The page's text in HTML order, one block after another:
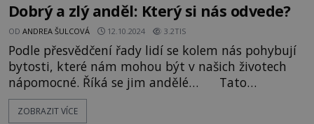
Dobrý a zlý anděl: Který si nás odvede?
OD ANDREA ŠULCOVÁ 12.10.2024 3.2TIS
Podle přesvědčení řady lidí se kolem nás pohybují
bytosti, které nám mohou být v našich životech
nápomocné. Říká se jim andělé… Tato
nadpřirozená duchovní stvoření nám údajně
mohou dodávat sílu, pomáhat při důležitých
ZOBRAZIT VÍCE